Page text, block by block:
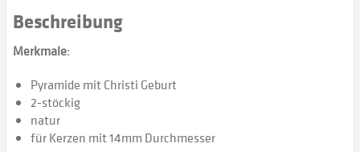
Beschreibung
Merkmale:
Pyramide mit Christi Geburt
2-stöckig
natur
für Kerzen mit 14mm Durchmesser